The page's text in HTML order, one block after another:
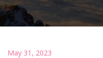
May 31, 2023